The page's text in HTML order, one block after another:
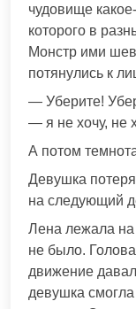
чудовище
которого в
Монстр ими
потянулись к
— Уберите!
— я не хочу, не
А потом
Девушка
на следующий
Лена лежала на
не было.
движение
девушка смогла